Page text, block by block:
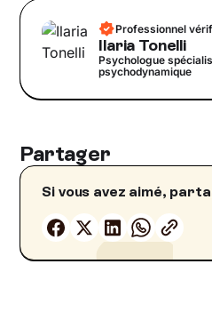
Professionnel
Ilaria Tonelli
Psychologue
psychodynamique
Partager
Si vous avez aimé,